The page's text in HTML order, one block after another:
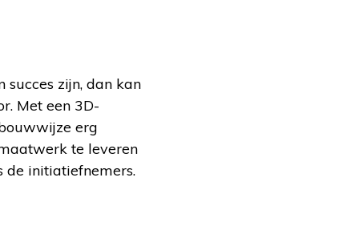
zijn, dan kan
Met een 3D-
erg
te leveren
de initiatiefnemers.